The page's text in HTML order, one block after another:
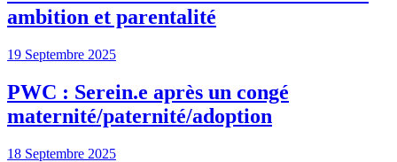
ambition et parentalité
19 Septembre 2025
PWC : Serein.e après un congé
maternité/paternité/adoption
18 Septembre 2025